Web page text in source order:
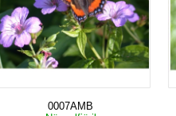
0007AMB